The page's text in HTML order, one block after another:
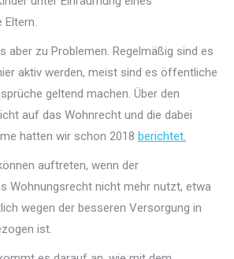
Eltern.
aber zu Problemen. Regelmäßig sind es
aktiv werden, meist sind es öffentliche
geltend machen. Über den
auf das Wohnrecht und die dabei
hatten wir schon 2018 berichtet.
auftreten, wenn der
Wohnungsrecht nicht mehr nutzt, etwa
wegen der besseren Versorgung in
ist.